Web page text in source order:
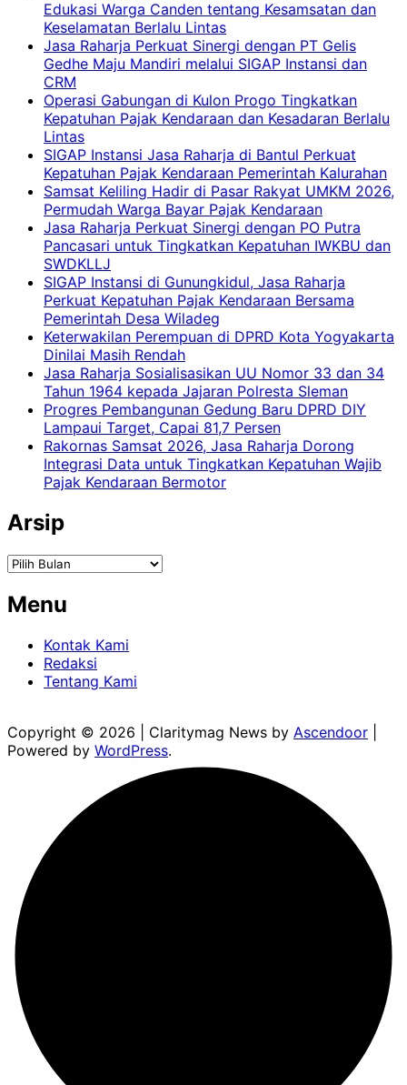
Edukasi Warga Canden tentang Kesamsatan dan
Keselamatan Berlalu Lintas
Jasa Raharja Perkuat Sinergi dengan PT Gelis
Gedhe Maju Mandiri melalui SIGAP Instansi dan
CRM
Operasi Gabungan di Kulon Progo Tingkatkan
Kepatuhan Pajak Kendaraan dan Kesadaran Berlalu
Lintas
SIGAP Instansi Jasa Raharja di Bantul Perkuat
Kepatuhan Pajak Kendaraan Pemerintah Kalurahan
Samsat Keliling Hadir di Pasar Rakyat UMKM 2026,
Permudah Warga Bayar Pajak Kendaraan
Jasa Raharja Perkuat Sinergi dengan PO Putra
Pancasari untuk Tingkatkan Kepatuhan IWKBU dan
SWDKLLJ
SIGAP Instansi di Gunungkidul, Jasa Raharja
Perkuat Kepatuhan Pajak Kendaraan Bersama
Pemerintah Desa Wiladeg
Keterwakilan Perempuan di DPRD Kota Yogyakarta
Dinilai Masih Rendah
Jasa Raharja Sosialisasikan UU Nomor 33 dan 34
Tahun 1964 kepada Jajaran Polresta Sleman
Progres Pembangunan Gedung Baru DPRD DIY
Lampaui Target, Capai 81,7 Persen
Rakornas Samsat 2026, Jasa Raharja Dorong
Integrasi Data untuk Tingkatkan Kepatuhan Wajib
Pajak Kendaraan Bermotor
Arsip
Arsip
Menu
Kontak Kami
Redaksi
Tentang Kami
Copyright © 2026 | Claritymag News by Ascendoor
Powered by WordPress.